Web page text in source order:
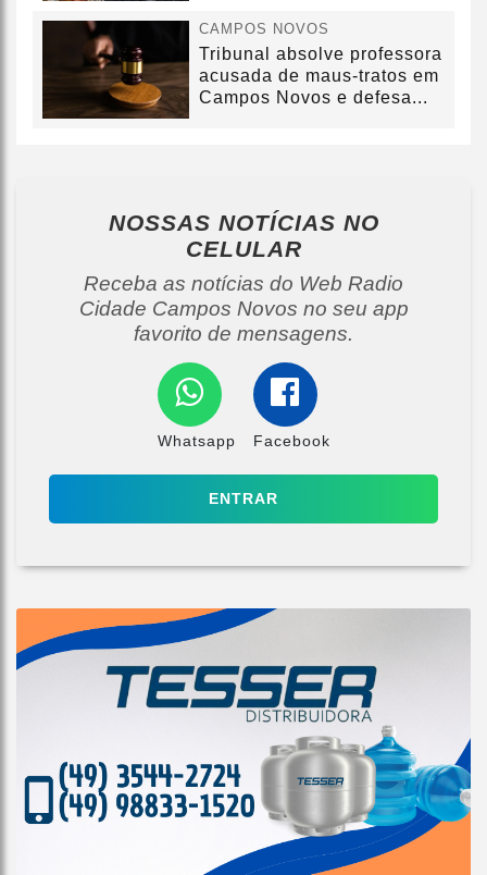
CAMPOS NOVOS
Tribunal absolve professora
acusada de maus-tratos em
Campos Novos e defesa...
NOSSAS NOTÍCIAS NO
CELULAR
Receba as notícias do Web Radio
Cidade Campos Novos no seu app
favorito de mensagens.
Whatsapp Facebook
ENTRAR